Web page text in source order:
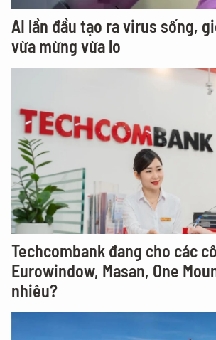
AI lần đầu tạo ra virus sống,
vừa mừng vừa lo
Techcombank đang cho các
Eurowindow, Masan, One
nhiêu?